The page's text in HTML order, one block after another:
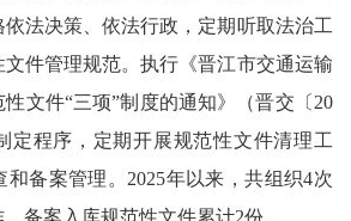
法决策、依法行政，定期听取法治工
件管理规范。执行《晋江市交通运输
文件“三项”制度的通知》（晋交〔20
定程序，定期开展规范性文件清理工
备案管理。2025年以来，共组织4次